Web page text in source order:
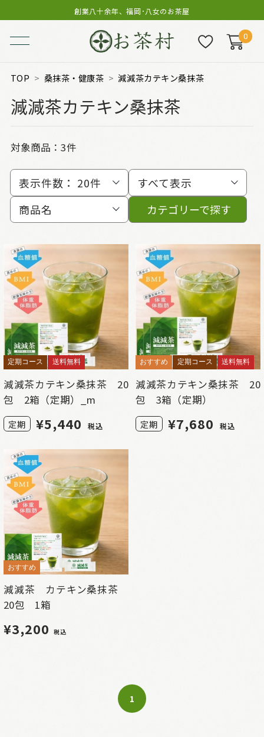
創業八十余年、福岡･八女のお茶屋
0
TOP 桑抹茶・健康茶 減減茶カテキン桑抹茶
減減茶カテキン桑抹茶
対象商品： 3件
表示件数： 20件
すべて表示
商品名
カテゴリーで探す
定期コース 送料無料
減減茶カテキン桑抹茶 20
包 2箱（定期）_m
定期 ¥5,440 税込
おすすめ 定期コース 送料無料
減減茶カテキン桑抹茶 20
包 3箱（定期）
定期 ¥7,680 税込
おすすめ
減減茶 カテキン桑抹茶
20包 1箱
¥3,200 税込
1